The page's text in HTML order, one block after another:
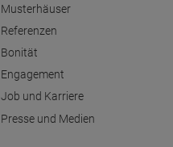
Musterhäuser
Referenzen
Bonität
Engagement
Job und Karriere
Presse und Medien